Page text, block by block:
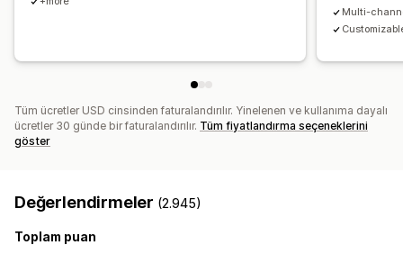
API'ler ve web kancaları
Multi-
Tüm ücretler USD cinsinden faturalandırılır. Yinelenen ve kullanıma dayalı
ücretler 30 günde bir faturalandırılır. Tüm fiyatlandırma seçeneklerini
göster
Değerlendirmeler (2.945)
Toplam puan